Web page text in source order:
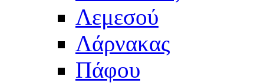
Λεμεσού
Λάρνακας
Πάφου